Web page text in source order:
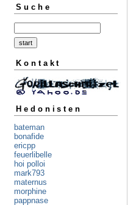
Suche
Kontakt
Hedonisten
bateman
bonafide
ericpp
feuerlibelle
hoi polloi
mark793
maternus
morphine
pappnase